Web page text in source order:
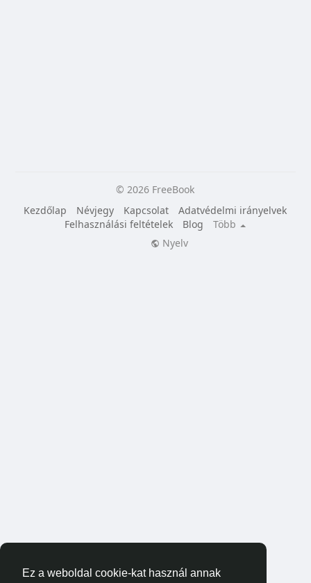
Ez a weboldal cookie-kat használ annak
© 2026 FreeBook
Kezdőlap
Névjegy Kapcsolat
Adatvédelmi irányelvek
Felhasználási feltételek
Blog
Több
Nyelv